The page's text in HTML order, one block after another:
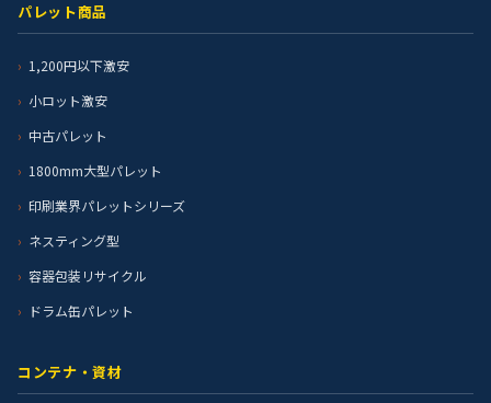
パレット商品
1,200円以下激安
小ロット激安
中古パレット
1800mm大型パレット
印刷業界パレットシリーズ
ネスティング型
容器包装リサイクル
ドラム缶パレット
コンテナ・資材